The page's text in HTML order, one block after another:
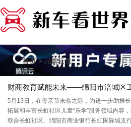
首页>品牌云集
财商教育赋能未来——绵阳市涪城区
5月13日，在母亲节来临之际，为进一步助推
拓展和丰富长虹社区儿童“乐学”服务领域内容
联合长虹社区、绵阳市商业银行长虹国际城支